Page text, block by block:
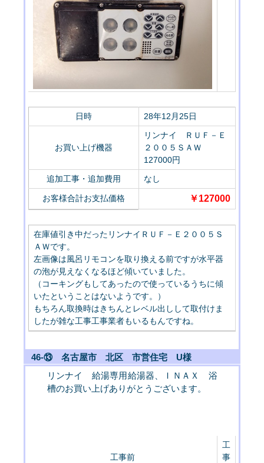
日時 28年12月25日
お買い上げ機器
リンナイ ＲＵＦ－Ｅ
２００５ＳＡＷ
127000円
追加工事・追加費用
なし
お客様合計お支払価格 ￥127000
在庫値引き中だったリンナイＲＵＦ－Ｅ２００５Ｓ
ＡＷです。
左画像は風呂リモコンを取り換える前ですが水平器
の泡が見えなくなるほど傾いていました。
（コーキングもしてあったので使っているうちに傾
いたということはないようです。）
もちろん取換時はきちんとレベル出しして取付けま
したが雑な工事工事業者もいるもんですね。
46-⑬ 名古屋市 北区 市営住宅 U様
リンナイ 給湯専用給湯器、ＩＮＡＸ 浴
槽のお買い上げありがとうございます。
工事前
工
事